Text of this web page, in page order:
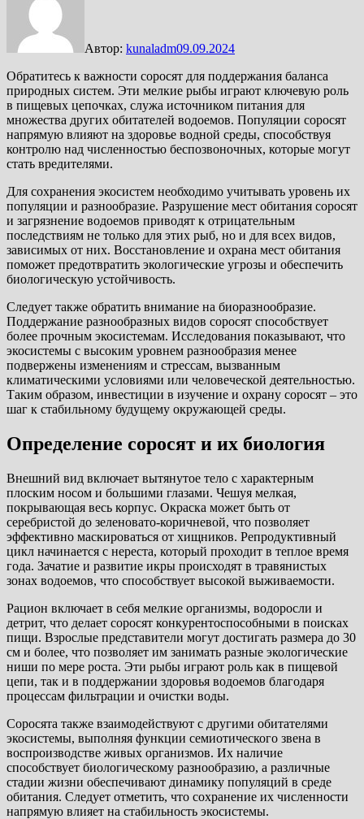
Автор: kunaladm09.09.2024
Обратитесь к важности соросят для поддержания баланса
природных систем. Эти мелкие рыбы играют ключевую роль
в пищевых цепочках, служа источником питания для
множества других обитателей водоемов. Популяции соросят
напрямую влияют на здоровье водной среды, способствуя
контролю над численностью беспозвоночных, которые могут
стать вредителями.
Для сохранения экосистем необходимо учитывать уровень их
популяции и разнообразие. Разрушение мест обитания соросят
и загрязнение водоемов приводят к отрицательным
последствиям не только для этих рыб, но и для всех видов,
зависимых от них. Восстановление и охрана мест обитания
поможет предотвратить экологические угрозы и обеспечить
биологическую устойчивость.
Следует также обратить внимание на биоразнообразие.
Поддержание разнообразных видов соросят способствует
более прочным экосистемам. Исследования показывают, что
экосистемы с высоким уровнем разнообразия менее
подвержены изменениям и стрессам, вызванным
климатическими условиями или человеческой деятельностью.
Таким образом, инвестиции в изучение и охрану соросят – это
шаг к стабильному будущему окружающей среды.
Определение соросят и их биология
Внешний вид включает вытянутое тело с характерным
плоским носом и большими глазами. Чешуя мелкая,
покрывающая весь корпус. Окраска может быть от
серебристой до зеленовато-коричневой, что позволяет
эффективно маскироваться от хищников. Репродуктивный
цикл начинается с нереста, который проходит в теплое время
года. Зачатие и развитие икры происходят в травянистых
зонах водоемов, что способствует высокой выживаемости.
Рацион включает в себя мелкие организмы, водоросли и
детрит, что делает соросят конкурентоспособными в поисках
пищи. Взрослые представители могут достигать размера до 30
см и более, что позволяет им занимать разные экологические
ниши по мере роста. Эти рыбы играют роль как в пищевой
цепи, так и в поддержании здоровья водоемов благодаря
процессам фильтрации и очистки воды.
Соросята также взаимодействуют с другими обитателями
экосистемы, выполняя функции семиотического звена в
воспроизводстве живых организмов. Их наличие
способствует биологическому разнообразию, а различные
стадии жизни обеспечивают динамику популяций в среде
обитания. Следует отметить, что сохранение их численности
напрямую влияет на стабильность экосистемы.